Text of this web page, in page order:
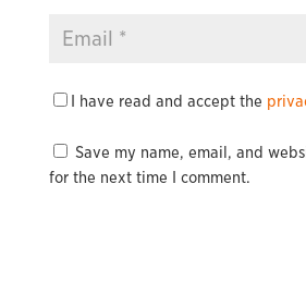
I have read and accept the
Save my name, email, and
for the next time I comment.